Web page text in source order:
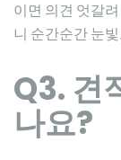
이면 의견 엇갈
니 순간순간 눈
Q3. 견
나요?